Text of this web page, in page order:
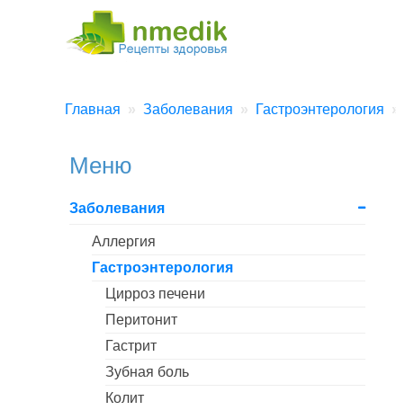
Главная Заболевания Гастроэнтерология
Меню
Заболевания
Аллергия
Гастроэнтерология
Цирроз печени
Перитонит
Гастрит
Зубная боль
Колит